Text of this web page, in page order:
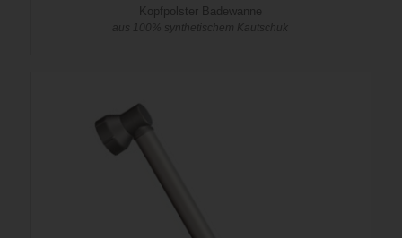
Kopfpolster Badewanne
aus 100% synthetischem Kautschuk